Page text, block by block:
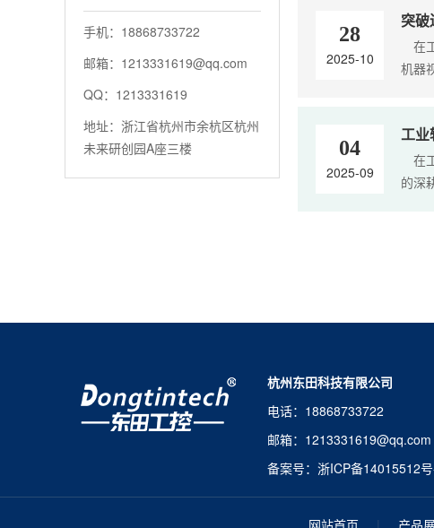
手机：18868733722
邮箱：1213331619@qq.com
QQ：1213331619
地址：浙江省杭州市余杭区杭州
未来研创园A座三楼
28
2025-10
突
在
机器
04
2025-09
工业
在
的深
杭州东田科技有限公司
电话：18868733722
邮箱：
备案号： 浙ICP备14015512
网站首页 | 产品